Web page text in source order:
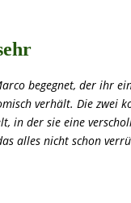
begegnet, der ihr
verhält. Die zwei
in der sie eine
alles nicht schon